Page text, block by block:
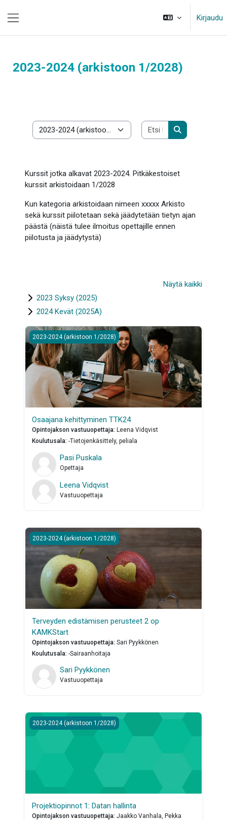
Kirjaudu
2023-2024 (arkistoon 1/2028)
Kurssikategoriat
Etsi kursseja
Etsi kursseja
Kurssit jotka alkavat 2023-2024. Pitkäkestoiset
kurssit arkistoidaan 1/2028
Kun kategoria arkistoidaan nimeen xxxxx Arkisto
sekä kurssit piilotetaan sekä jäädytetään tietyn ajan
päästä (näistä tulee ilmoitus opettajille ennen
piilotusta ja jäädytystä)
Näytä kaikki
2023 Syksy (2025)
2024 Kevät (2025A)
Osaajana kehittyminen TTK24
2023-2024 (arkistoon 1/2028)
Osaajana kehittyminen TTK24
Opintojakson vastuuopettaja:Leena Vidqvist
Koulutusala:-Tietojenkäsittely, peliala
Pasi Puskala
Opettaja
Leena Vidqvist
Vastuuopettaja
Terveyden edistämisen perusteet 2 op KAMKStart
2023-2024 (arkistoon 1/2028)
Terveyden edistämisen perusteet 2 op
KAMKStart
Opintojakson vastuuopettaja:Sari Pyykkönen
Koulutusala:-Sairaanhoitaja
Sari Pyykkönen
Vastuuopettaja
Projektiopinnot 1: Datan hallinta
2023-2024 (arkistoon 1/2028)
Projektiopinnot 1: Datan hallinta
Opintojakson vastuuopettaja:Jaakko Vanhala, Pekka